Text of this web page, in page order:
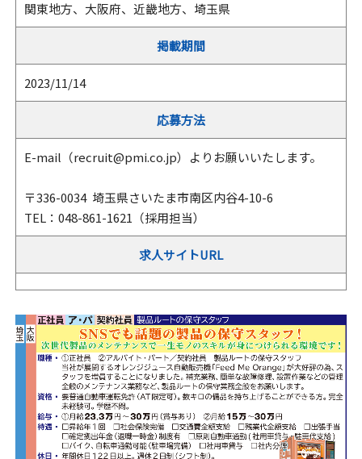
関東地方、大阪府、近畿地方、埼玉県
掲載期間
2023/11/14
応募方法
E-mail（recruit@pmi.co.jp）よりお願いいたします。
〒336-0034 埼玉県さいたま市南区内谷4-10-6
TEL：048-861-1621（採用担当）
求人サイトURL